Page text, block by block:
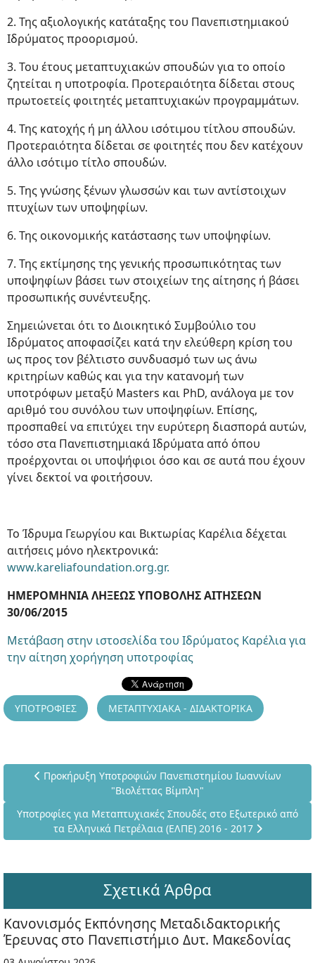
2. Της αξιολογικής κατάταξης του Πανεπιστημιακού
Ιδρύματος προορισμού.
3. Του έτους μεταπτυχιακών σπουδών για το οποίο
ζητείται η υποτροφία. Προτεραιότητα δίδεται στους
πρωτοετείς φοιτητές μεταπτυχιακών προγραμμάτων.
4. Της κατοχής ή μη άλλου ισότιμου τίτλου σπουδών.
Προτεραιότητα δίδεται σε φοιτητές που δεν κατέχουν
άλλο ισότιμο τίτλο σπουδών.
5. Της γνώσης ξένων γλωσσών και των αντίστοιχων
πτυχίων των υποψηφίων.
6. Της οικονομικής κατάστασης των υποψηφίων.
7. Της εκτίμησης της γενικής προσωπικότητας των
υποψηφίων βάσει των στοιχείων της αίτησης ή βάσει
προσωπικής συνέντευξης.
Σημειώνεται ότι το Διοικητικό Συμβούλιο του
Ιδρύματος αποφασίζει κατά την ελεύθερη κρίση του
ως προς τον βέλτιστο συνδυασμό των ως άνω
κριτηρίων καθώς και για την κατανομή των
υποτρόφων μεταξύ Masters και PhD, ανάλογα με τον
αριθμό του συνόλου των υποψηφίων. Επίσης,
προσπαθεί να επιτύχει την ευρύτερη διασπορά αυτών,
τόσο στα Πανεπιστημιακά Ιδρύματα από όπου
προέρχονται οι υποψήφιοι όσο και σε αυτά που έχουν
γίνει δεκτοί να φοιτήσουν.
Το Ίδρυμα Γεωργίου και Βικτωρίας Καρέλια δέχεται
αιτήσεις μόνο ηλεκτρονικά:
www.kareliafoundation.org.gr.
ΗΜΕΡΟΜΗΝΙΑ ΛΗΞΕΩΣ ΥΠΟΒΟΛΗΣ ΑΙΤΗΣΕΩΝ
30/06/2015
Μετάβαση στην ιστοσελίδα του Ιδρύματος Καρέλια για
την αίτηση χορήγηση υποτροφίας
ΥΠΟΤΡΟΦΙΕΣ ΜΕΤΑΠΤΥΧΙΑΚΑ - ΔΙΔΑΚΤΟΡΙΚΑ
Προηγούμενο άρθρο: Προκήρυξη Υποτροφιών
Προκήρυξη Υποτροφιών Πανεπιστημίου Ιωαννίων
"Βιολέττας Βίμπλη"
Επόμενο άρθρο: Υποτροφίες για Μεταπτυχιακές Σπουδές στο
Υποτροφίες για Μεταπτυχιακές Σπουδές στο Εξωτερικό από
τα Ελληνικά Πετρέλαια (ΕΛΠΕ) 2016 - 2017
Σχετικά Άρθρα
Κανονισμός Εκπόνησης Μεταδιδακτορικής
Έρευνας στο Πανεπιστήμιο Δυτ. Μακεδονίας